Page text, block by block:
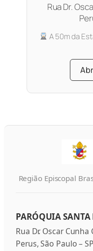
Rua Dr.
A 50m da
Região Episcopal
PARÓQUIA
Rua Dr. Oscar Cunha
Perus, São Paulo –